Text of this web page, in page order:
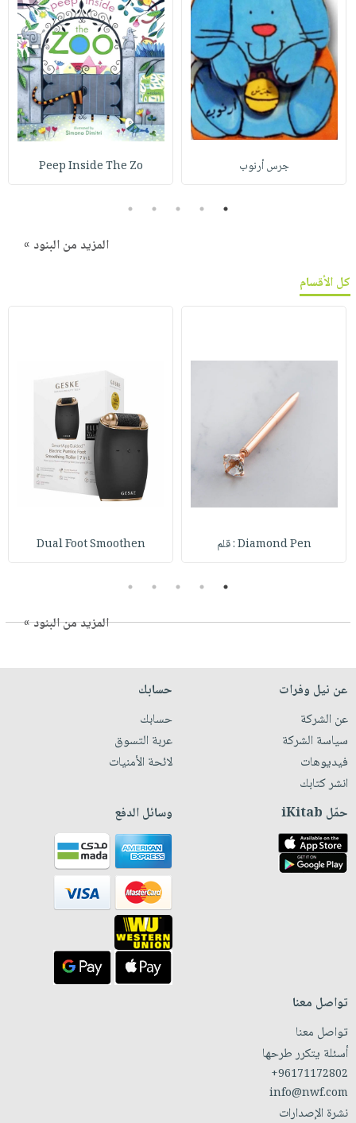
جرس أرنوب Peep Inside The Zo
1
2
3
4
5
المزيد من البنود »
كل الأقسام
Diamond Pen : قلم Dual Foot Smoothen
1
2
3
4
5
المزيد من البنود »
عن نيل وفرات
عن الشركة
سياسة الشركة
فيديوهات
انشر كتابك
حسابك
حسابك
عربة التسوق
لائحة الأمنيات
حمّل iKitab وسائل الدفع
تواصل معنا
تواصل معنا
أسئلة يتكرر طرحها
+96171172802
info@nwf.com
نشرة الإصدارات